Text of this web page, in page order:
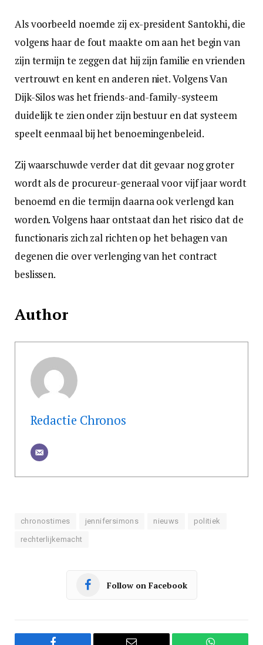
Als voorbeeld noemde zij ex-president Santokhi, die
volgens haar de fout maakte om aan het begin van
zijn termijn te zeggen dat hij zijn familie en vrienden
vertrouwt en kent en anderen niet. Volgens Van
Dijk-Silos was het friends-and-family-systeem
duidelijk te zien onder zijn bestuur en dat systeem
speelt eenmaal bij het benoemingenbeleid.
Zij waarschuwde verder dat dit gevaar nog groter
wordt als de procureur-generaal voor vijf jaar wordt
benoemd en die termijn daarna ook verlengd kan
worden. Volgens haar ontstaat dan het risico dat de
functionaris zich zal richten op het behagen van
degenen die over verlenging van het contract
beslissen.
Author
Redactie Chronos
chronostimes jennifersimons nieuws politiek
rechterlijkemacht
Follow on Facebook